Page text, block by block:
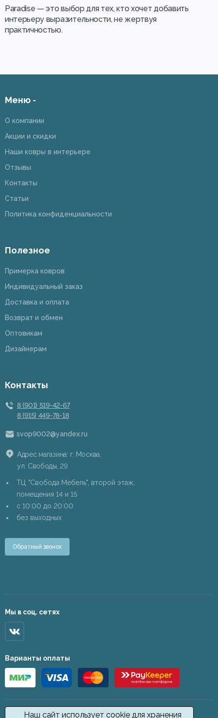
Paradise — это выбор для тех, кто хочет добавить
интерьеру выразительности, не жертвуя
практичностью.
Наш сайт использует cookie для хранения
Меню -
О компании
Акции и скидки
Наши ковры в интерьере
Отзывы
Контакты
Статьи
Политика конфиденциальности
Полезное
Примерка ковров
Индивидуальный заказ
Доставка и оплата
Возврат и обмен
Оптовикам
Дизайнерам
Контакты
8 (901) 519-42-67
8 (915) 449-78-18
svop9002@yandex.ru
Адрес магазина: г. Москва,
ул. Свободы, 29
ТЦ "Свобода Мебель", второй этаж,
помещения 14 и 15
c 10:00 до 20:00
без выходных
Обратный звонок
Мы в соц. сетях
Варианты оплаты